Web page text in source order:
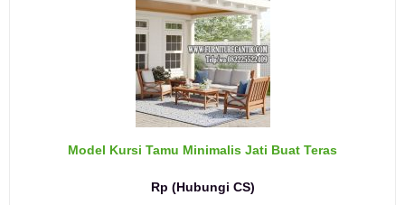
Model Kursi Tamu Minimalis Jati Buat Teras
Rp (Hubungi CS)